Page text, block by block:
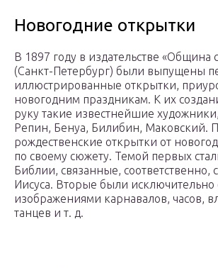
Новогодние открытки
В 1897 году в издательстве «Община
(Санкт-Петербург) были выпущены
иллюстрированные открытки,
новогодним праздникам. К их
руку такие известнейшие
Репин, Бенуа, Билибин, Маковский.
рождественские открытки от
по своему сюжету. Темой первых
Библии, связанные, соответственно,
Иисуса. Вторые были исключительно
изображениями карнавалов, часов,
танцев и т. д.